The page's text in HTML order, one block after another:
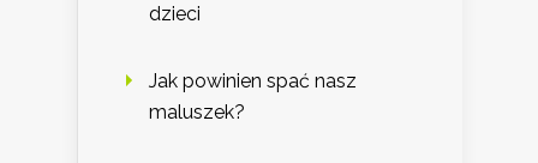
dzieci
Jak powinien spać nasz
maluszek?